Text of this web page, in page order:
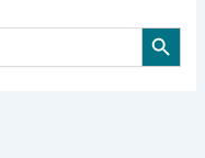
Search Button